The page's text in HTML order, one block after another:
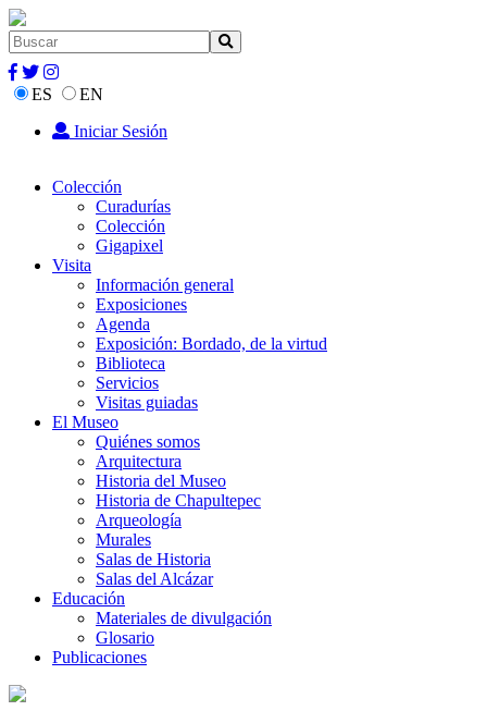
ES
EN
Iniciar Sesión
Colección
Curadurías
Colección
Gigapixel
Visita
Información general
Exposiciones
Agenda
Exposición: Bordado, de la virtud
Biblioteca
Servicios
Visitas guiadas
El Museo
Quiénes somos
Arquitectura
Historia del Museo
Historia de Chapultepec
Arqueología
Murales
Salas de Historia
Salas del Alcázar
Educación
Materiales de divulgación
Glosario
Publicaciones